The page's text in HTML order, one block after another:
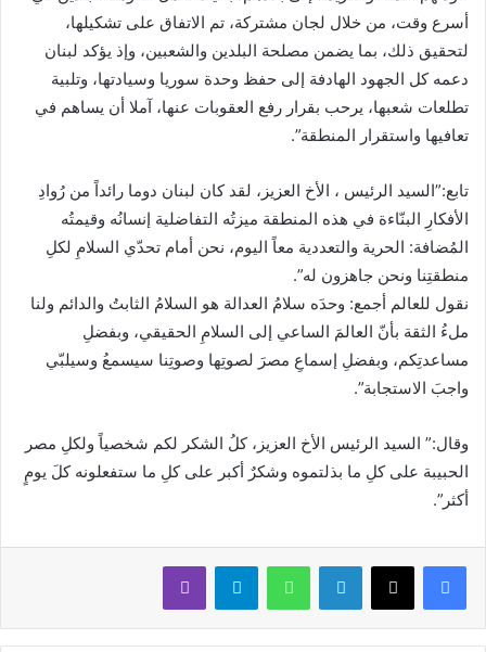
أسرع وقت، من خلال لجان مشتركة، تم الاتفاق على تشكيلها،
لتحقيق ذلك، بما يضمن مصلحة البلدين والشعبين، ‏وإذ يؤكد لبنان
دعمه كل الجهود الهادفة إلى حفظ وحدة سوريا وسيادتها، وتلبية
تطلعات شعبها، يرحب بقرار رفع العقوبات عنها، آملا أن يساهم في
تعافيها واستقرار المنطقة”.
تابع:”السيد الرئيس ، الأخ العزيز، ‏لقد كان لبنان دوما رائداً من رُوادِ
الأفكارِ البنّاءة في هذه المنطقة ‏ميزتُه التفاضلية إنسانُه ‏وقيمتُه
المُضافة: الحرية والتعددية معاً ‏اليوم، نحن أمام تحدّي السلامِ لكلِ
منطقتِنا ‏ونحن جاهزون له”.
‏نقول للعالم أجمع: وحدَه سلامُ العدالة هو السلامُ الثابتُ والدائم ‏ولنا
ملءُ الثقة بأنّ العالمَ الساعي إلى السلامِ الحقيقي، وبفضلِ
مساعدتِكم، وبفضلِ إسماعِ مصرَ لصوتِها وصوتِنا ‏سيسمعُ وسيلبّي
واجبَ الاستجابة”.
وقال:” ‏السيد الرئيس الأخ العزيز، ‏كلُ الشكر لكم شخصياً ولكلِ مصر
الحبيبة على كلِ ما بذلتموه وشكرٌ أكبر على كلِ ما ستفعلونه كلَ يومٍ
أكثر”.
لينكدإن واتساب تيلقرام ڤايبر